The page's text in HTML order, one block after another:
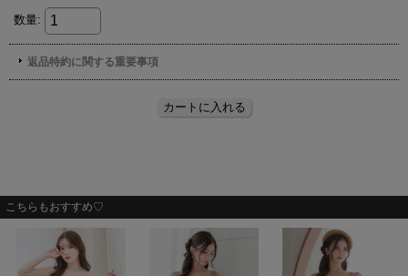
こちらもおすすめ♡